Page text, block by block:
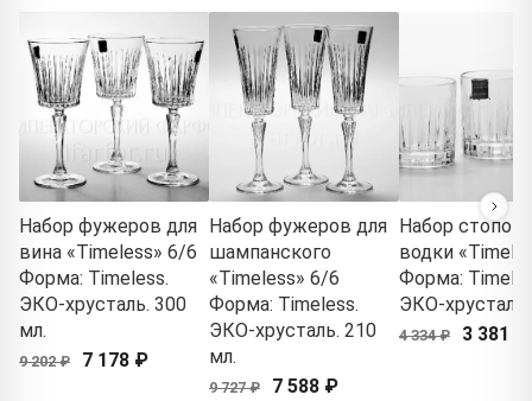
Набор фужеров для
вина «Timeless» 6/6
Форма: Timeless.
ЭКО-хрусталь. 300
мл.
9 202 ₽ 7 178 ₽
Набор фужеров для
шампанского
«Timeless» 6/6
Форма: Timeless.
ЭКО-хрусталь. 210
мл.
9 727 ₽ 7 588 ₽
Набор стопок
водки
Форма:
ЭКО-хрусталь
4 334 ₽ 3 381 ₽